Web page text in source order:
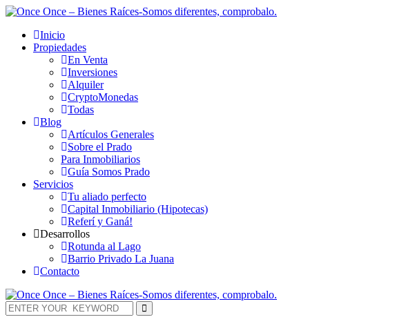
Inicio
Propiedades
En Venta
Inversiones
Alquiler
CryptoMonedas
Todas
Blog
Artículos Generales
Sobre el Prado
Para Inmobiliarios
Guía Somos Prado
Servicios
Tu aliado perfecto
Capital Inmobiliario (Hipotecas)
Referí y Ganá!
Desarrollos
Rotunda al Lago
Barrio Privado La Juana
Contacto